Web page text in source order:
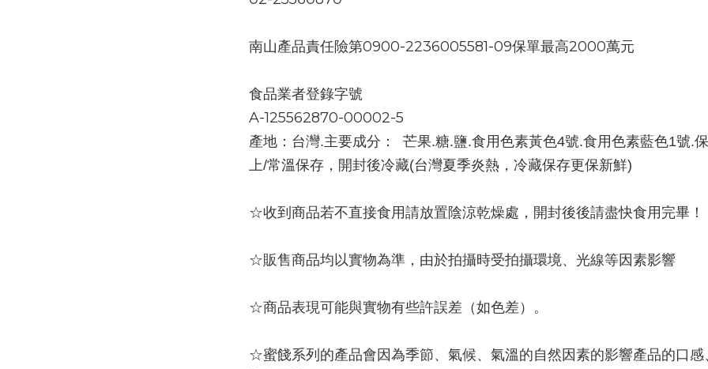
南山產品責任險第0900-2236005581-09保單最高2000萬元
食品業者登錄字號
A-125562870-00002-5
產地：台灣.主要成分：  芒果.糖.鹽.食用色素黃色4號.食用色素藍色1號.
上/常溫保存，開封後冷藏(台灣夏季炎熱，冷藏保存更保新鮮)
☆收到商品若不直接食用請放置陰涼乾燥處，開封後後請盡快食用完畢！
☆販售商品均以實物為準，由於拍攝時受拍攝環境、光線等因素影響
☆商品表現可能與實物有些許誤差（如色差）。
☆蜜餞系列的產品會因為季節、氣候、氣溫的自然因素的影響產品的口